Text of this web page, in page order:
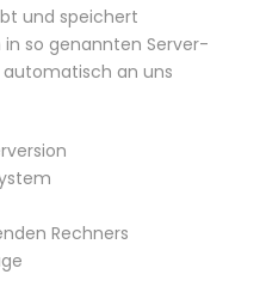
und speichert
so genannten Server-
automatisch an uns
Rechners